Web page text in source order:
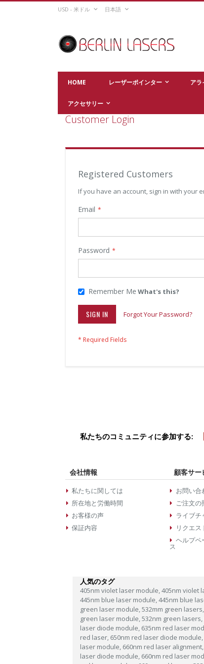
Skip
CURRENCY
USD - 米ドル LANGUAGE
日本語
HOME レーザーポインター アラ
アクセサリー
Customer Login
Registered Customers
If you have an account, sign in with your
Email
Password
Remember Me What's this?
SIGN IN Forgot Your Password?
私たちのコミュニティに参加する:
会社情報
私たちに関しては
所在地と労働時間
お客様の声
保証内容
顧客サー
お問い合
ご注文の
ライブチ
リクエ
ヘルプペ
ス
人気のタグ
405nm violet laser module, 405nm violet
445nm blue laser module, 445nm blue
green laser module, 532mm green lasers,
green laser module, 532nm green lasers,
laser diode module, 635nm red laser
red laser, 650nm red laser diode module,
laser module, 660nm red laser alignment,
laser diode module, 660nm red laser